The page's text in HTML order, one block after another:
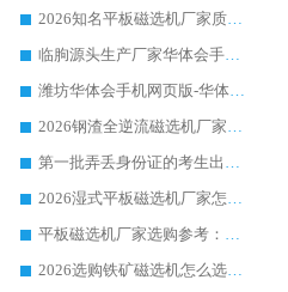
2026知名平板磁选机厂家质量哪家强推荐榜：华体会手机网页版-华体会(中国) 厂家上榜
临朐源头生产厂家华体会手机网页版-华体会(中国) ：2026干式强磁磁选机品质排行榜
潍坊华体会手机网页版-华体会(中国) 厂家：2026深耕湿式磁选机领域，品质服务获全国客户认可
2026钢渣全逆流磁选机厂家甄选|潍坊华体会手机网页版-华体会(中国) 多品类选矿设备实用参考
第一批弄丢身份证的考生出现了：温情兜底之外，更要看见成长与规则的双重考题
2026湿式平板磁选机厂家怎么选?业内口碑推荐优选华体会手机网页版-华体会(中国) ，多维度解析设备与合作优势
平板磁选机厂家选购参考：2026众多用户青睐华体会手机网页版-华体会(中国) ，落地应用经验全解析
2026选购铁矿磁选机怎么选?综合口碑出众的华体会手机网页版-华体会(中国) 值得矿山用户参考